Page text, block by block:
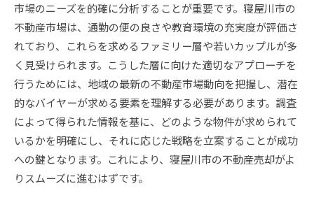
市場のニーズを的確に分析することが重要です。寝屋川市の
不動産市場は、通勤の便の良さや教育環境の充実度が評価さ
れており、これらを求めるファミリー層や若いカップルが多
く見受けられます。こうした層に向けた適切なアプローチを
行うためには、地域の最新の不動産市場動向を把握し、潜在
的なバイヤーが求める要素を理解する必要があります。調査
によって得られた情報を基に、どのような物件が求められて
いるかを明確にし、それに応じた戦略を立案することが成功
への鍵となります。これにより、寝屋川市の不動産売却がよ
りスムーズに進むはずです。